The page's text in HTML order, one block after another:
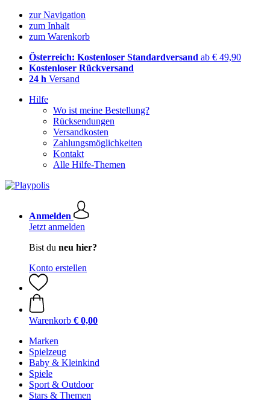
zur Navigation
zum Inhalt
zum Warenkorb
Österreich: Kostenloser Standardversand ab € 49,90
Kostenloser Rückversand
24 h Versand
Hilfe
Wo ist meine Bestellung?
Rücksendungen
Versandkosten
Zahlungsmöglichkeiten
Kontakt
Alle Hilfe-Themen
Anmelden
Jetzt anmelden
Bist du neu hier?
Konto erstellen
Warenkorb € 0,00
Marken
Spielzeug
Baby & Kleinkind
Spiele
Sport & Outdoor
Stars & Themen